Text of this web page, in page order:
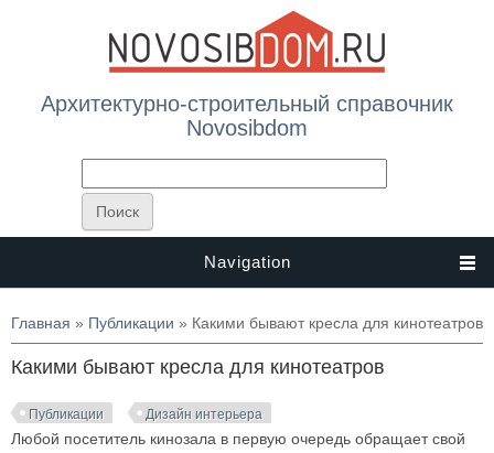
Архитектурно-строительный справочник
Novosibdom
Navigation
Вы здесь
Главная » Публикации » Какими бывают кресла для кинотеатров
Какими бывают кресла для кинотеатров
Публикации Дизайн интерьера
Любой посетитель кинозала в первую очередь обращает свой